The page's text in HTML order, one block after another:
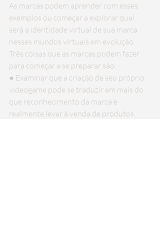
As marcas podem aprender com esses
exemplos ou começar a explorar qual
será a identidade virtual de sua marca
nesses mundos virtuais em evolução.
Três coisas que as marcas podem fazer
para começar a se preparar são:
● Examinar que a criação de seu próprio
videogame pode se traduzir em mais do
que reconhecimento da marca e
realmente levar à venda de produtos